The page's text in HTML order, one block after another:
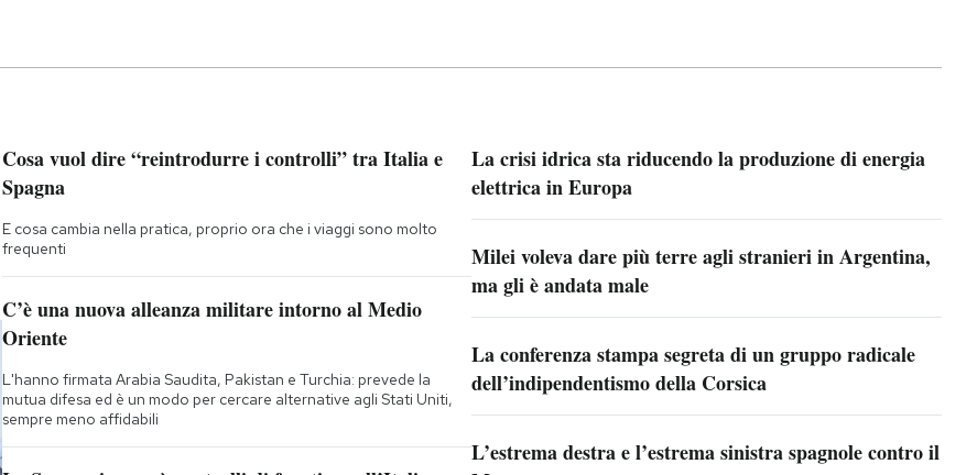
Cosa vuol dire “reintrodurre i controlli” tra Italia e
Spagna
E cosa cambia nella pratica, proprio ora che i viaggi sono molto
frequenti
C’è una nuova alleanza militare intorno al Medio
Oriente
L'hanno firmata Arabia Saudita, Pakistan e Turchia: prevede la
mutua difesa ed è un modo per cercare alternative agli Stati Uniti,
sempre meno affidabili
La crisi idrica sta riducendo la produzione di energia
elettrica in Europa
Milei voleva dare più terre agli stranieri in Argentina,
ma gli è andata male
La conferenza stampa segreta di un gruppo radicale
dell’indipendentismo della Corsica
L’estrema destra e l’estrema sinistra spagnole contro il